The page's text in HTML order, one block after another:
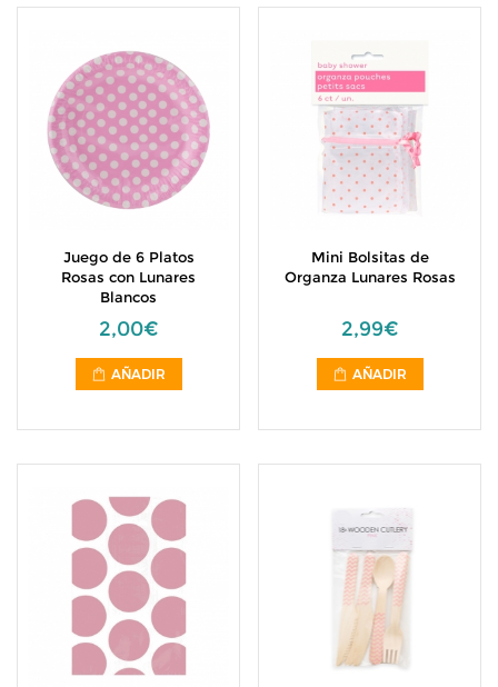
Juego de 6 Platos
Rosas con Lunares
Blancos
2,00€
AÑADIR
Mini Bolsitas de
Organza Lunares Rosas
2,99€
AÑADIR